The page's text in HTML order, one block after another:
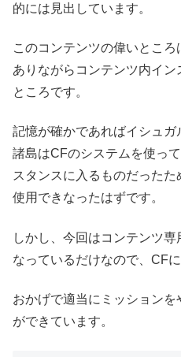
的には見出しています。
このコンテンツの偉いとこ
ありながらコンテンツ内イ
ところです。
記憶が確かであればイシュ
諸島はCFのシステムを使っ
スタンスに入るものだった
使用できなったはずです。
しかし、今回はコンテンツ
なっているだけなので、CF
おかげで適当にミッション
ができています。